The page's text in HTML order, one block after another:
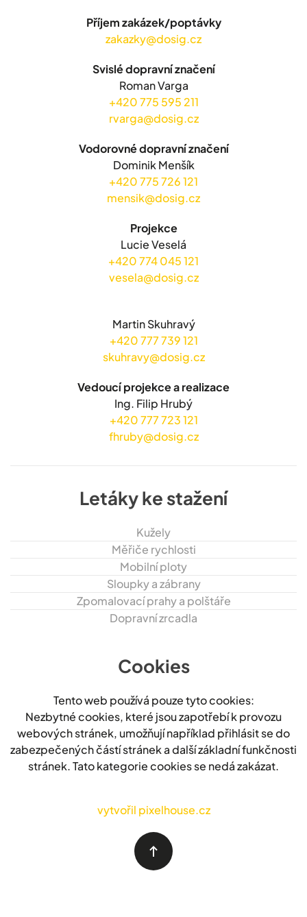
Příjem zakázek/poptávky
zakazky@dosig.cz
Svislé dopravní značení
Roman Varga
+420 775 595 211
rvarga@dosig.cz
Vodorovné dopravní značení
Dominik Menšík
+420 775 726 121
mensik@dosig.cz
Projekce
Lucie Veselá
+420 774 045 121
vesela@dosig.cz
Martin Skuhravý
+420 777 739 121
skuhravy@dosig.cz
Vedoucí projekce a realizace
Ing. Filip Hrubý
+420 777 723 121
fhruby@dosig.cz
Letáky ke stažení
Kužely
Měřiče rychlosti
Mobilní ploty
Sloupky a zábrany
Zpomalovací prahy a polštáře
Dopravní zrcadla
Cookies
Tento web používá pouze tyto cookies:
Nezbytné cookies, které jsou zapotřebí k provozu
webových stránek, umožňují například přihlásit se do
zabezpečených částí stránek a další základní funkčnosti
stránek. Tato kategorie cookies se nedá zakázat.
vytvořil pixelhouse.cz